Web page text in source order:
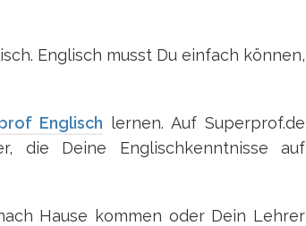
Englisch musst Du einfach können,
Englisch lernen. Auf Superprof.de
die Deine Englischkenntnisse auf
Hause kommen oder Dein Lehrer